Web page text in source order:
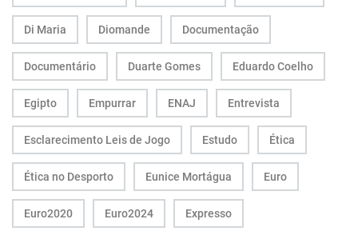
Di Maria Diomande Documentação
Documentário Duarte Gomes Eduardo Coelho
Egipto Empurrar ENAJ Entrevista
Esclarecimento Leis de Jogo Estudo Ética
Ética no Desporto Eunice Mortágua Euro
Euro2020 Euro2024 Expresso